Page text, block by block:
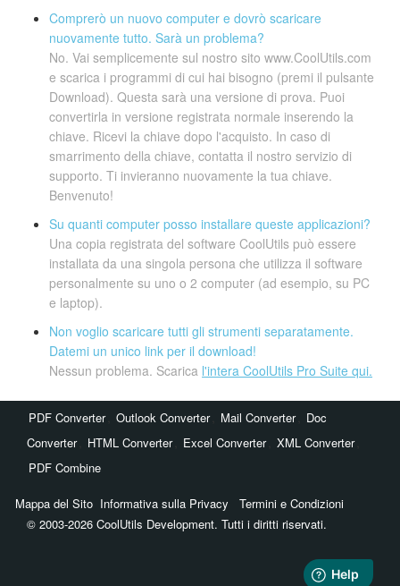
Comprerò un nuovo computer e dovrò scaricare
nuovamente tutto. Sarà un problema?
No. Vai semplicemente sul nostro sito www.CoolUtils.com
e scarica i programmi di cui hai bisogno (premi il pulsante
Download). Questa sarà una versione di prova. Puoi
convertirla in versione registrata normale inserendo la
chiave. Ricevi la chiave dopo l'acquisto. In caso di
smarrimento della chiave, contatta il nostro servizio di
supporto. Ti invieranno nuovamente la tua chiave.
Benvenuto!
Su quanti computer posso installare queste applicazioni?
Una copia registrata del software CoolUtils può essere
installata da una singola persona che utilizza il software
personalmente su uno o 2 computer (ad esempio, su PC
e laptop).
Non voglio scaricare tutti gli strumenti separatamente.
Datemi un unico link per il download!
Nessun problema. Scarica l'intera CoolUtils Pro Suite qui.
PDF Converter Outlook Converter Mail Converter
Doc
Converter
HTML Converter Excel Converter XML Converter
PDF Combine
Mappa del Sito Informativa sulla Privacy
Termini e Condizioni
© 2003-2026 CoolUtils Development. Tutti i diritti riservati.